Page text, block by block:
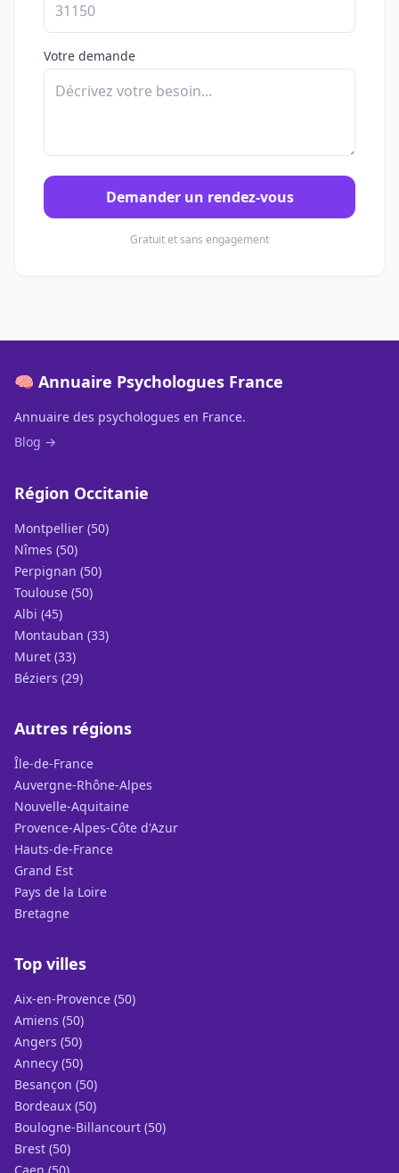
Votre demande
Demander un rendez-vous
Gratuit et sans engagement
🧠 Annuaire Psychologues France
Annuaire des psychologues en France.
Blog →
Région Occitanie
Montpellier (50)
Nîmes (50)
Perpignan (50)
Toulouse (50)
Albi (45)
Montauban (33)
Muret (33)
Béziers (29)
Autres régions
Île-de-France
Auvergne-Rhône-Alpes
Nouvelle-Aquitaine
Provence-Alpes-Côte d'Azur
Hauts-de-France
Grand Est
Pays de la Loire
Bretagne
Top villes
Aix-en-Provence (50)
Amiens (50)
Angers (50)
Annecy (50)
Besançon (50)
Bordeaux (50)
Boulogne-Billancourt (50)
Brest (50)